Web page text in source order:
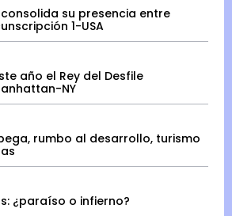
consolida su presencia entre
1-USA
año el Rey del Desfile
NY
rumbo al desarrollo, turismo
¿paraíso o infierno?